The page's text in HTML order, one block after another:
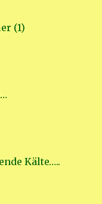
(1)
Kälte…..